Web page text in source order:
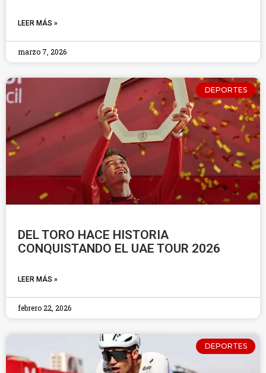
LEER MÁS »
marzo 7, 2026
DEPORTES
DEL TORO HACE HISTORIA
CONQUISTANDO EL UAE TOUR 2026
LEER MÁS »
febrero 22, 2026
DEPORTES